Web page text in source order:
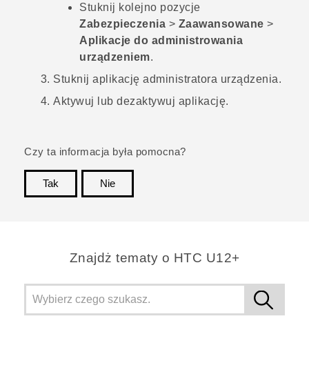
Stuknij kolejno pozycje
Zabezpieczenia > Zaawansowane >
Aplikacje do administrowania
urządzeniem.
Stuknij aplikację administratora urządzenia.
Aktywuj lub dezaktywuj aplikację.
Czy ta informacja była pomocna?
Tak
Nie
Znajdż tematy o HTC U12+